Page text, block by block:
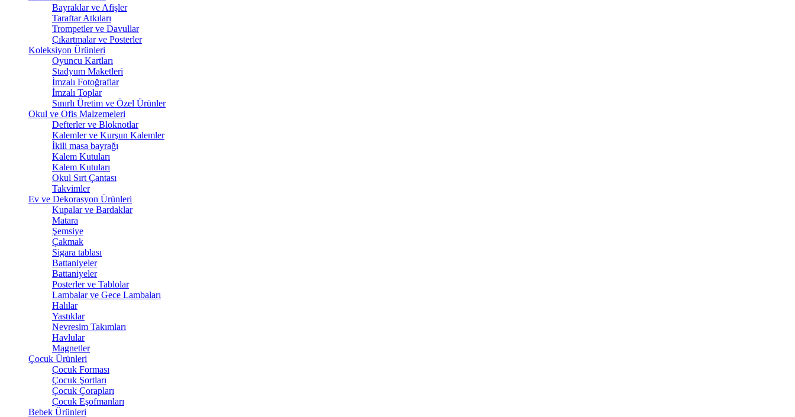
Bayraklar ve Afişler
Taraftar Atkıları
Trompetler ve Davullar
Çıkartmalar ve Posterler
Koleksiyon Ürünleri
Oyuncu Kartları
Stadyum Maketleri
İmzalı Fotoğraflar
İmzalı Toplar
Sınırlı Üretim ve Özel Ürünler
Okul ve Ofis Malzemeleri
Defterler ve Bloknotlar
Kalemler ve Kurşun Kalemler
İkili masa bayrağı
Kalem Kutuları
Kalem Kutuları
Okul Sırt Çantası
Takvimler
Ev ve Dekorasyon Ürünleri
Kupalar ve Bardaklar
Matara
Şemsiye
Çakmak
Sigara tablası
Battaniyeler
Battaniyeler
Posterler ve Tablolar
Lambalar ve Gece Lambaları
Halılar
Yastıklar
Nevresim Takımları
Havlular
Magnetler
Çocuk Ürünleri
Çocuk Forması
Çocuk Şortları
Çocuk Çorapları
Çocuk Eşofmanları
Bebek Ürünleri